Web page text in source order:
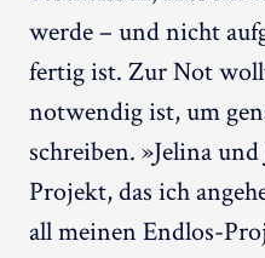
werde – und nicht
fertig ist. Zur Not
notwendig ist, um
schreiben. »Jelina
Projekt, das ich
all meinen Endlos-